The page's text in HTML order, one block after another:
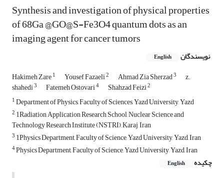
Synthesis and investigation of physical properties
of 68Ga @GO@S-Fe3O4 quantum dots as an
imaging agent for cancer tumors
نویسندگان English
Hakimeh Zare1 Yousef Fazaeli2 Ahmad Zia Sherzad3 z.
shahedi3 Fatemeh Ostovari4 Shahzad Feizi2
1Department of Physics, Faculty of Sciences, Yazd University, Yazd
2 1Radiation Application Research School, Nuclear Science and
Technology Research Institute (NSTRI), Karaj, Iran
3 1Physics Department, Faculty of Science, Yazd University, Yazd, Iran
4Physics Department, Faculty of Science, Yazd University, Yazd, Iran
چکیده
English